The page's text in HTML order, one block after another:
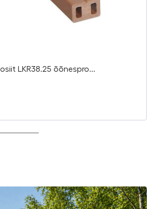
LKR38.25 õõnespro...